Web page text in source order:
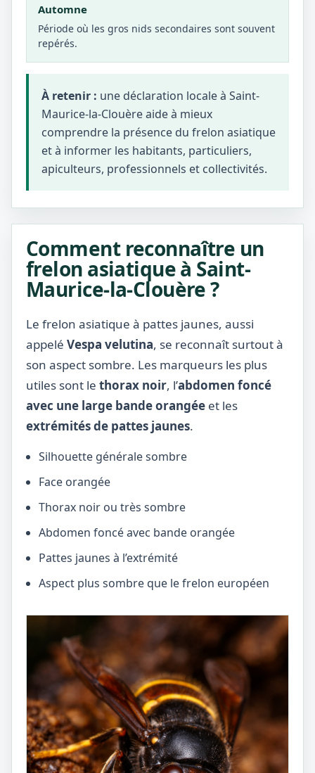
Automne
Période où les gros nids secondaires sont souvent
repérés.
À retenir : une déclaration locale à Saint-
Maurice-la-Clouère aide à mieux
comprendre la présence du frelon asiatique
et à informer les habitants, particuliers,
apiculteurs, professionnels et collectivités.
Comment reconnaître un
frelon asiatique à Saint-
Maurice-la-Clouère ?
Le frelon asiatique à pattes jaunes, aussi
appelé Vespa velutina, se reconnaît surtout à
son aspect sombre. Les marqueurs les plus
utiles sont le thorax noir, l’abdomen foncé
avec une large bande orangée et les
extrémités de pattes jaunes.
Silhouette générale sombre
Face orangée
Thorax noir ou très sombre
Abdomen foncé avec bande orangée
Pattes jaunes à l’extrémité
Aspect plus sombre que le frelon européen